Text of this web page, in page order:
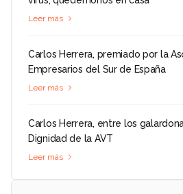
Leer más
Carlos Herrera, premiado por la
Empresarios del Sur de España
Leer más
Carlos Herrera, entre los
Dignidad de la AVT
Leer más